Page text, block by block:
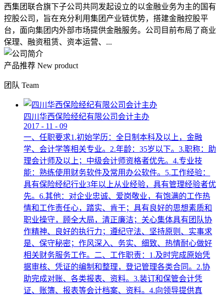
西集团联合旗下子公司共同发起设立的以金融业务为主的国有
控股公司，旨在充分利用集团产业链优势，搭建金融控股平
台，面向集团内外部市场提供金融服务。公司目前布局了商业
保理、融资租赁、资本运营、...
产品推荐 New product
团队 Team
四川华西保险经纪有限公司会计主办
2017 - 11 - 09
一、任职要求1.初始学历：全日制本科及以上，金融
学、会计学等相关专业。2.年龄：35岁以下。3.职称：助
理会计师及以上；中级会计师资格者优先。4.专业技
能：熟练使用财务软件及常用办公软件。5.工作经验：
具有保险经纪行业3年以上从业经验，具有管理经验者优
先。6.其他：对企业忠诚、爱岗敬业，有饱满的工作热
情和工作责任心，踏实、肯干；具有良好的思想素质和
职业操守，顾全大局，清正廉洁；关心集体具有团队协
作精神、良好的执行力；遵纪守法、坚持原则、实事求
是、保守秘密；作风深入、务实、细致、热情耐心做好
相关财务服务工作。二、工作职责：1.及时完成原始凭
据审核、凭证的编制和整理，登记管理各类合同。2.协
助完成对账、各类报表、资料。3.装订和保管会计凭
证、账簿、报表等会计档案、资料。4.向领导提供真